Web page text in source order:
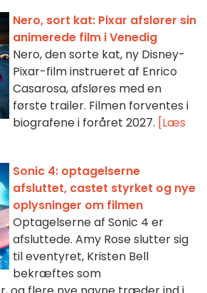
Nero, sort kat: Pixar afslører sin
animerede film i Venedig
Nero, den sorte kat, ny Disney-
Pixar-film instrueret af Enrico
Casarosa, afsløres med en
første trailer. Filmen forventes i
biografene i foråret 2027. [Læs
Sonic 4: optagelserne
afsluttet, castet styrket og nye
oplysninger om filmen
Optagelserne af Sonic 4 er
afsluttede. Amy Rose slutter sig
til eventyret, Kristen Bell
bekræftes som